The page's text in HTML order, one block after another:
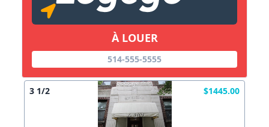
À LOUER
514-555-5555
3 1/2 $1445.00
Copier lien
X Fermer Envoyez